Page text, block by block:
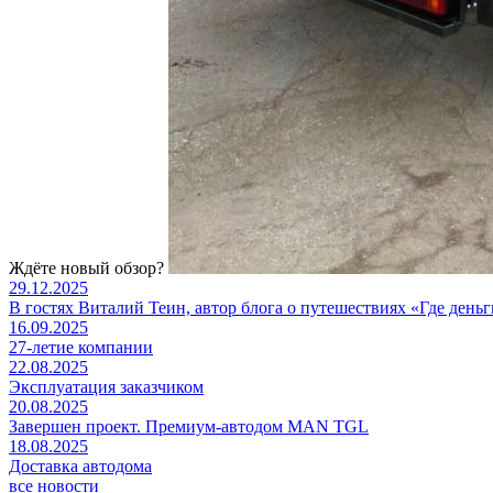
Ждёте новый обзор?
29.12.2025
В гостях Виталий Теин, автор блога о путешествиях «Где
16.09.2025
27-летие компании
22.08.2025
Эксплуатация заказчиком
20.08.2025
Завершен проект. Премиум-автодом MAN TGL
18.08.2025
Доставка автодома
все новости